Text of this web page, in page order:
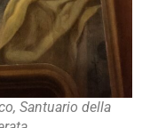
Santuario della